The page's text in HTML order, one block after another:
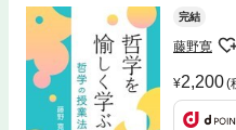
完結
藤野寛
2,200(